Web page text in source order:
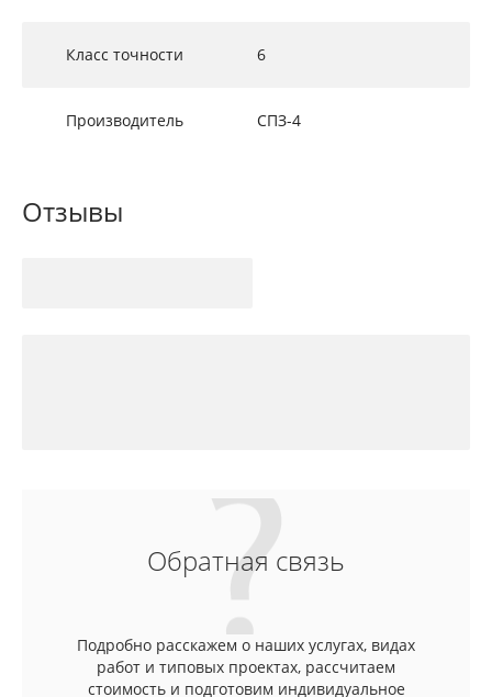
Класс точности 6
Производитель СПЗ-4
Отзывы
Обратная связь
Подробно расскажем о наших услугах, видах
работ и типовых проектах, рассчитаем
стоимость и подготовим индивидуальное